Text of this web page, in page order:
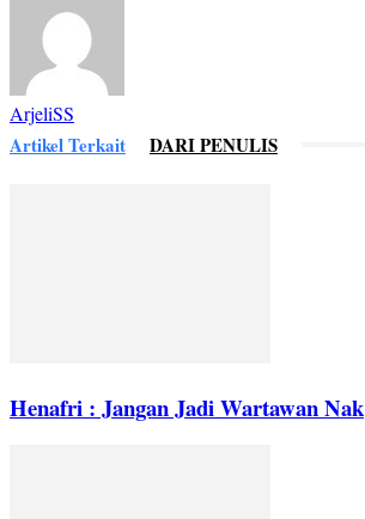
ArjeliSS
Artikel Terkait DARI PENULIS
Henafri : Jangan Jadi Wartawan Nak